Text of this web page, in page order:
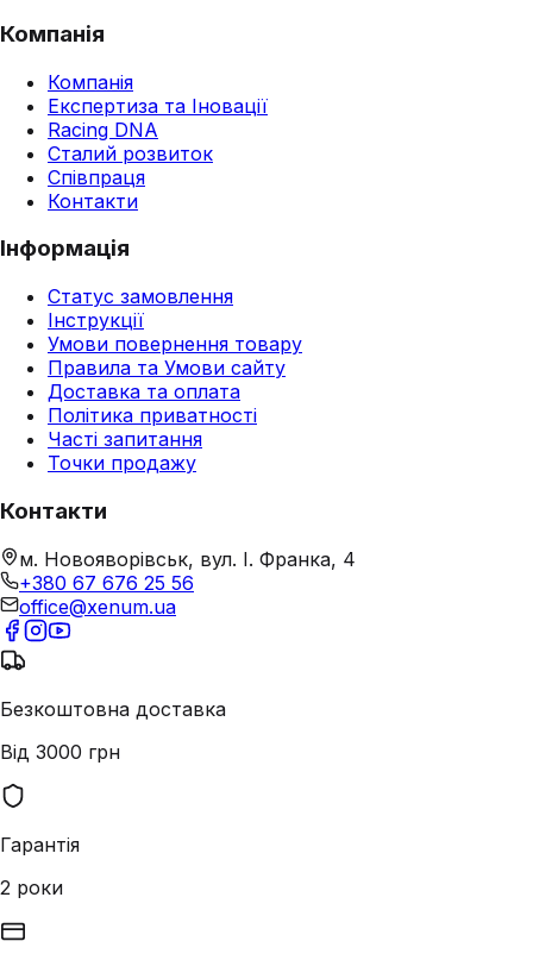
Компанія
Компанія
Експертиза та Іновації
Racing DNA
Сталий розвиток
Співпраця
Контакти
Інформація
Статус замовлення
Інструкції
Умови повернення товару
Правила та Умови сайту
Доставка та оплата
Політика приватності
Часті запитання
Точки продажу
Контакти
м. Новояворівськ, вул. І. Франка, 4
+380 67 676 25 56
office@xenum.ua
Безкоштовна доставка
Від 3000 грн
Гарантія
2 роки